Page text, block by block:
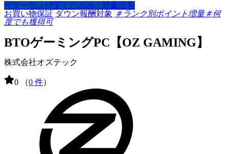
サマーちょび宝くじ2026：対象広告
お買い物保証 ダウン報酬対象 ＃ランク別ポイント増量＃何
度でも獲得可
BTOゲーミングPC【OZ GAMING】
株式会社オズテック
0 （0 件）